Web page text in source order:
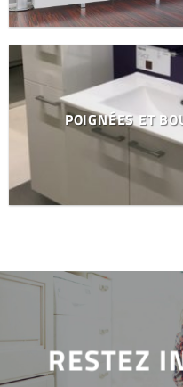
POIGNÉES ET
RESTEZ